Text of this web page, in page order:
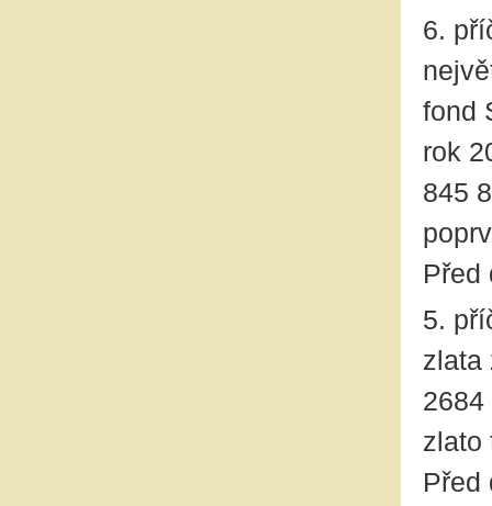
6.
fond
rok
845
Před
5.
zlata
zlato
Před